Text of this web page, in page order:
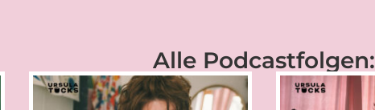
Alle Podcastfolgen: